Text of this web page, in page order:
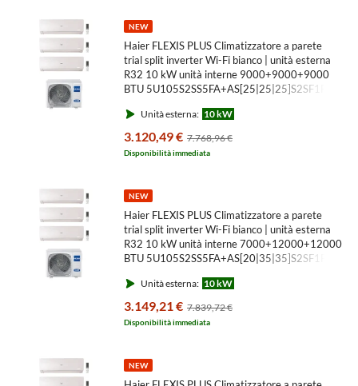
NEW
Haier FLEXIS PLUS Climatizzatore a parete
trial split inverter Wi-Fi bianco | unità esterna
R32 10 kW unità interne 9000+9000+9000
BTU 5U105S2SS5FA+AS[25|25|25]S2SF1FA-
Unità esterna: 10 kW
3.120,49 € 7.768,96 €
Disponibilità immediata
NEW
Haier FLEXIS PLUS Climatizzatore a parete
trial split inverter Wi-Fi bianco | unità esterna
R32 10 kW unità interne 7000+12000+12000
BTU 5U105S2SS5FA+AS[20|35|35]S2SF1FA-
Unità esterna: 10 kW
3.149,21 € 7.839,72 €
Disponibilità immediata
NEW